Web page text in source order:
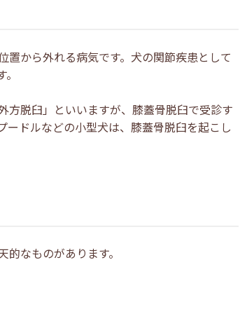
から外れる病気です。犬の関節疾患として
方脱臼」といいますが、膝蓋骨脱臼で受診す
ドルなどの小型犬は、膝蓋骨脱臼を起こし
なものがあります。